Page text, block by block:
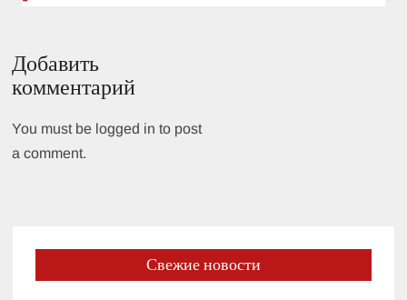
Добавить
комментарий
You must be logged in to post
a comment.
Свежие новости